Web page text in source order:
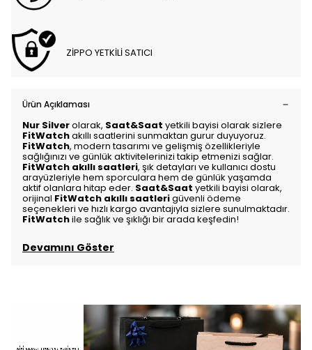
ZİPPO YETKİLİ SATICI
Ürün Açıklaması
Nur Silverolarak, Saat&Saat yetkili bayisi olarak sizlere
FitWatchakıllı saatlerini sunmaktan gurur duyuyoruz.
FitWatch, modern tasarımı ve gelişmiş özellikleriyle
sağlığınızı ve günlük aktivitelerinizi takip etmenizi sağlar.
FitWatch akıllı saatleri, şık detayları ve kullanıcı dostu
arayüzleriyle hem sporculara hem de günlük yaşamda
aktif olanlara hitap eder. Saat&Saat yetkili bayisi olarak,
orijinal FitWatch akıllı saatlerigüvenli ödeme
seçenekleri ve hızlı kargo avantajıyla sizlere sunulmaktadır.
FitWatchile sağlık ve şıklığı bir arada keşfedin!
Devamını Göster